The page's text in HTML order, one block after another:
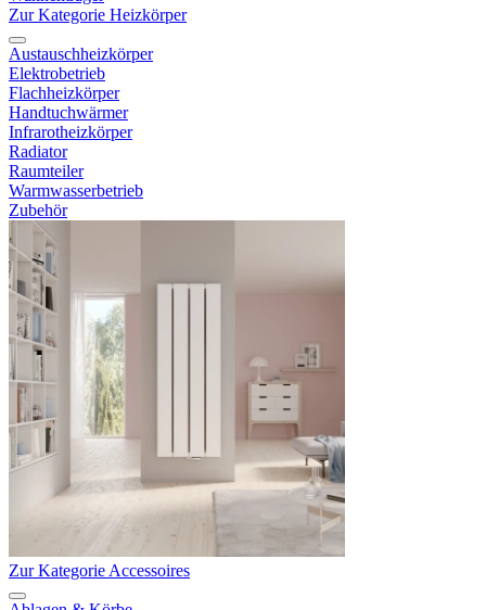
Zur Kategorie Heizkörper
Austauschheizkörper
Elektrobetrieb
Flachheizkörper
Handtuchwärmer
Infrarotheizkörper
Radiator
Raumteiler
Warmwasserbetrieb
Zubehör
Zur Kategorie Accessoires